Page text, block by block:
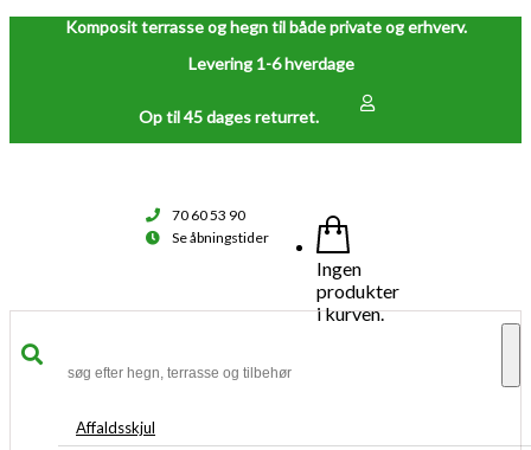
Komposit terrasse og hegn til både private og erhverv.
Levering 1-6 hverdage
Op til 45 dages returret.
70 60 53 90
Se åbningstider
Ingen
produkter
i kurven.
Affaldsskjul